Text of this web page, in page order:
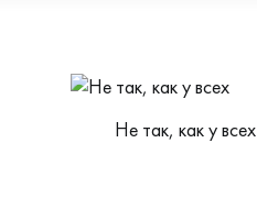
Не так, как у всех